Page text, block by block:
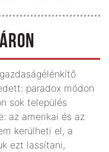
paradox módon
sok település
az amerikai és az
kerülheti el, a
ezt lassítani,